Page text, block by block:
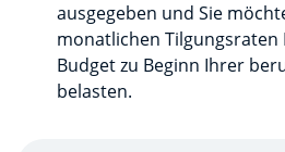
ausgegeben und Sie
monatlichen
Budget zu Beginn Ihrer
belasten.